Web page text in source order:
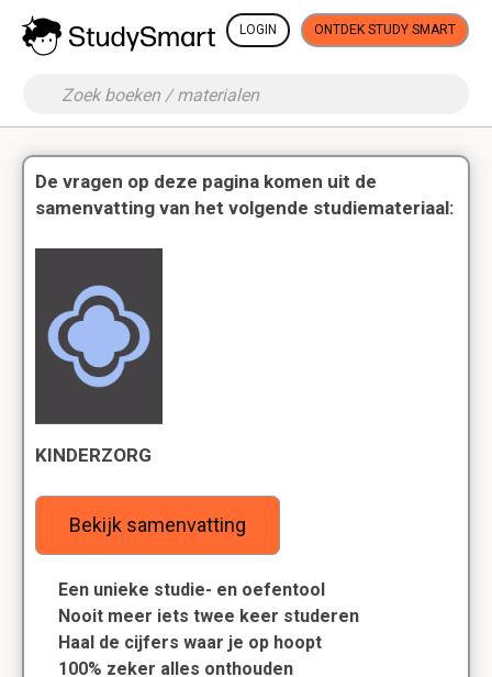
LOGIN ONTDEK STUDY SMART
De vragen op deze pagina komen uit de
samenvatting van het volgende studiemateriaal:
KINDERZORG
Bekijk samenvatting
Een unieke studie- en oefentool
Nooit meer iets twee keer studeren
Haal de cijfers waar je op hoopt
100% zeker alles onthouden